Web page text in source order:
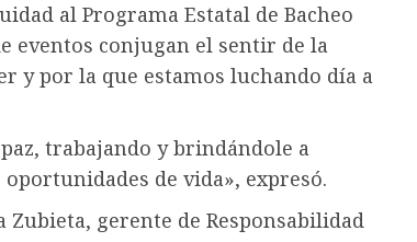
al Programa Estatal de Bacheo
eventos conjugan el sentir de la
y por la que estamos luchando día a
trabajando y brindándole a
de vida», expresó.
Zubieta, gerente de Responsabilidad